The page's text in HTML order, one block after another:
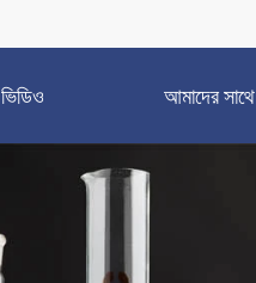
ভিডিও আমাদের সাথে